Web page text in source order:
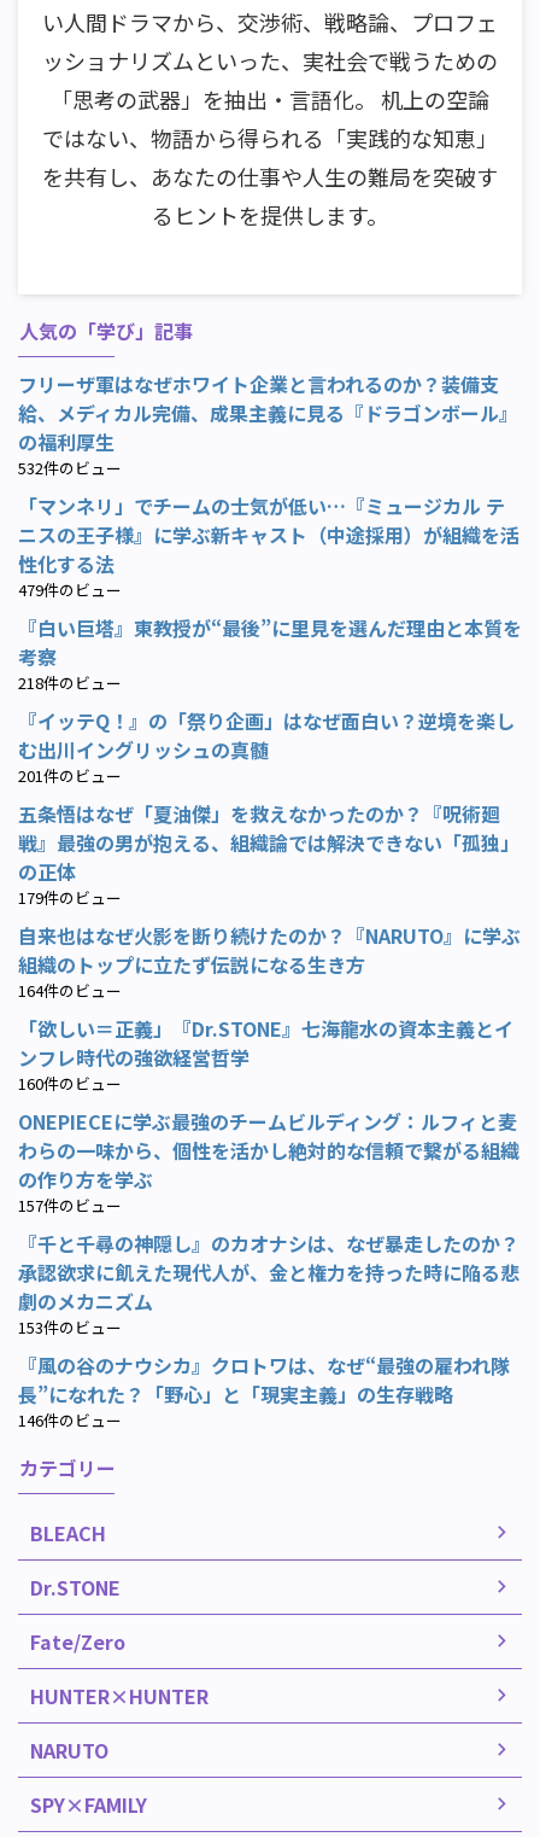
い人間ドラマから、交渉術、戦略論、プロフェ
ッショナリズムといった、実社会で戦うための
「思考の武器」を抽出・言語化。 机上の空論
ではない、物語から得られる「実践的な知恵」
を共有し、あなたの仕事や人生の難局を突破す
るヒントを提供します。
人気の「学び」記事
フリーザ軍はなぜホワイト企業と言われるのか？装備支
給、メディカル完備、成果主義に見る『ドラゴンボール』
の福利厚生
532件のビュー
「マンネリ」でチームの士気が低い…『ミュージカル テ
ニスの王子様』に学ぶ新キャスト（中途採用）が組織を活
性化する法
479件のビュー
『白い巨塔』東教授が“最後”に里見を選んだ理由と本質を
考察
218件のビュー
『イッテQ！』の「祭り企画」はなぜ面白い？逆境を楽し
む出川イングリッシュの真髄
201件のビュー
五条悟はなぜ「夏油傑」を救えなかったのか？『呪術廻
戦』最強の男が抱える、組織論では解決できない「孤独」
の正体
179件のビュー
自来也はなぜ火影を断り続けたのか？『NARUTO』に学ぶ
組織のトップに立たず伝説になる生き方
164件のビュー
「欲しい＝正義」『Dr.STONE』七海龍水の資本主義とイ
ンフレ時代の強欲経営哲学
160件のビュー
ONEPIECEに学ぶ最強のチームビルディング：ルフィと麦
わらの一味から、個性を活かし絶対的な信頼で繋がる組織
の作り方を学ぶ
157件のビュー
『千と千尋の神隠し』のカオナシは、なぜ暴走したのか？
承認欲求に飢えた現代人が、金と権力を持った時に陥る悲
劇のメカニズム
153件のビュー
『風の谷のナウシカ』クロトワは、なぜ“最強の雇われ隊
長”になれた？「野心」と「現実主義」の生存戦略
146件のビュー
カテゴリー
BLEACH
Dr.STONE
Fate/Zero
HUNTER×HUNTER
NARUTO
SPY×FAMILY